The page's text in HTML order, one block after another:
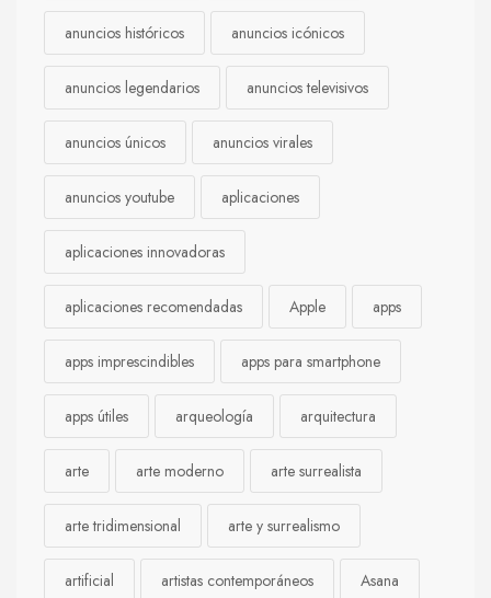
anuncios históricos anuncios icónicos
anuncios legendarios anuncios televisivos
anuncios únicos anuncios virales
anuncios youtube aplicaciones
aplicaciones innovadoras
aplicaciones recomendadas Apple apps
apps imprescindibles apps para smartphone
apps útiles arqueología arquitectura
arte arte moderno arte surrealista
arte tridimensional arte y surrealismo
artificial artistas contemporáneos Asana